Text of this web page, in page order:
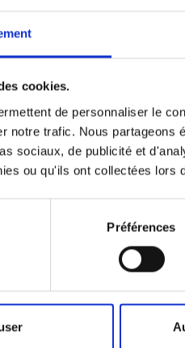
cookies.
de personnaliser le
notre trafic. Nous partageons
sociaux, de publicité et
ou qu'ils ont collectées lors
Préférences
2026